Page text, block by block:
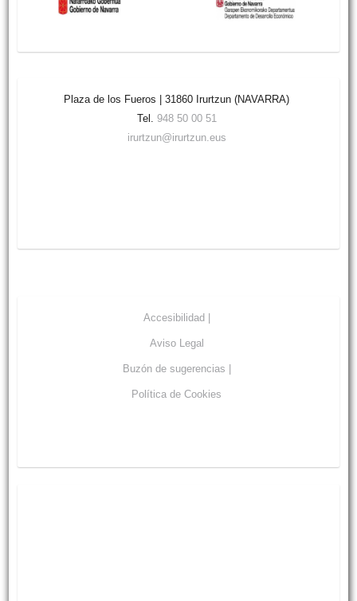
Plaza de los Fueros | 31860 Irurtzun (NAVARRA)
Tel. 948 50 00 51
irurtzun@irurtzun.eus
Accesibilidad |
Aviso Legal
Buzón de sugerencias |
Política de Cookies